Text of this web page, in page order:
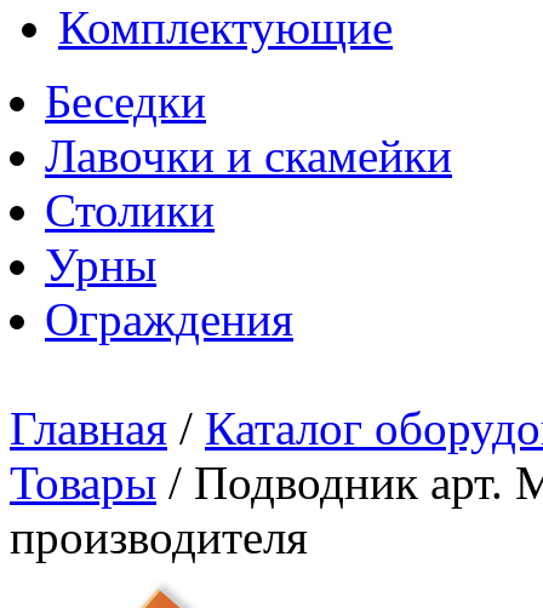
Комплектующие
Беседки
Лавочки и скамейки
Столики
Урны
Ограждения
Главная / Каталог
Товары / Подводник арт.
производителя